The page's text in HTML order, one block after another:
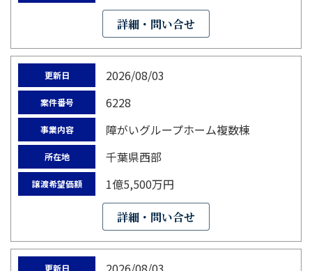
詳細・問い合せ
更新日 2026/08/03
案件番号 6228
事業内容 障がいグループホーム複数棟
所在地 千葉県西部
譲渡希望価額 1億5,500万円
詳細・問い合せ
更新日